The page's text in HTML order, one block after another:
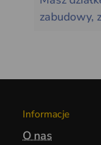
zabudowy,
Informacje
O nas